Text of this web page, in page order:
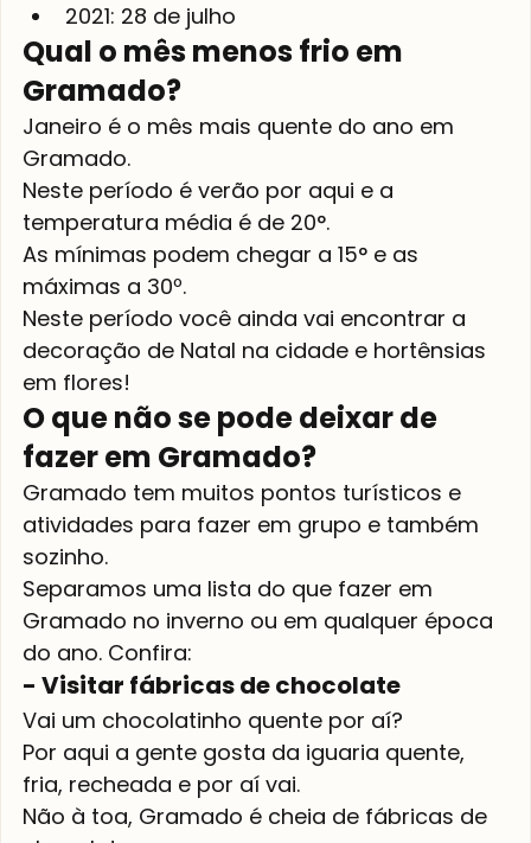
2021: 28 de julho
Qual o mês menos frio em
Gramado?
Janeiro é o mês mais quente do ano em
Gramado.
Neste período é verão por aqui e a
temperatura média é de 20°.
As mínimas podem chegar a 15° e as
máximas a 30º.
Neste período você ainda vai encontrar a
decoração de Natal na cidade e hortênsias
em flores!
O que não se pode deixar de
fazer em Gramado?
Gramado tem muitos pontos turísticos e
atividades para fazer em grupo e também
sozinho.
Separamos uma lista do que fazer em
Gramado no inverno ou em qualquer época
do ano. Confira:
- Visitar fábricas de chocolate
Vai um chocolatinho quente por aí?
Por aqui a gente gosta da iguaria quente,
fria, recheada e por aí vai.
Não à toa, Gramado é cheia de fábricas de